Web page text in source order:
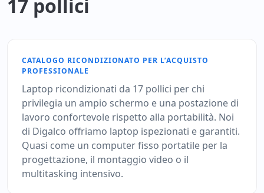
17 pollici
CATALOGO RICONDIZIONATO PER L’ACQUISTO
PROFESSIONALE
Laptop ricondizionati da 17 pollici per chi
privilegia un ampio schermo e una postazione di
lavoro confortevole rispetto alla portabilità. Noi
di Digalco offriamo laptop ispezionati e garantiti.
Quasi come un computer fisso portatile per la
progettazione, il montaggio video o il
multitasking intensivo.